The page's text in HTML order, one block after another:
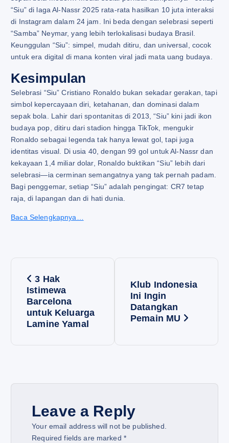
“Siu” di laga Al-Nassr 2025 rata-rata hasilkan 10 juta interaksi
di Instagram dalam 24 jam. Ini beda dengan selebrasi seperti
“Samba” Neymar, yang lebih terlokalisasi budaya Brasil.
Keunggulan “Siu”: simpel, mudah ditiru, dan universal, cocok
untuk era digital di mana konten viral jadi mata uang budaya.
Kesimpulan
Selebrasi “Siu” Cristiano Ronaldo bukan sekadar gerakan, tapi
simbol kepercayaan diri, ketahanan, dan dominasi dalam
sepak bola. Lahir dari spontanitas di 2013, “Siu” kini jadi ikon
budaya pop, ditiru dari stadion hingga TikTok, mengukir
Ronaldo sebagai legenda tak hanya lewat gol, tapi juga
identitas visual. Di usia 40, dengan 99 gol untuk Al-Nassr dan
kekayaan 1,4 miliar dolar, Ronaldo buktikan “Siu” lebih dari
selebrasi—ia cerminan semangatnya yang tak pernah padam.
Bagi penggemar, setiap “Siu” adalah pengingat: CR7 tetap
raja, di lapangan dan di hati dunia.
Baca Selengkapnya…
t
3 Hak
Istimewa
Barcelona
untuk Keluarga
Lamine Yamal
Klub Indonesia
Ini Ingin
Datangkan
Pemain MU
Leave a Reply
Your email address will not be published.
Required fields are marked *